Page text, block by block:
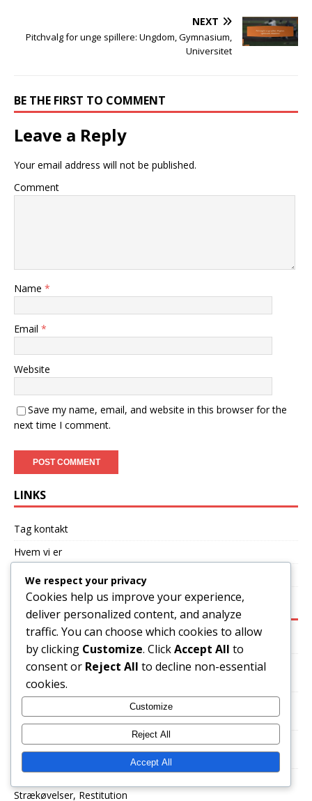
NEXT
Pitchvalg for unge spillere: Ungdom, Gymnasium,
Universitet
BE THE FIRST TO COMMENT
Leave a Reply
Your email address will not be published.
Comment
Name *
Email *
Website
Save my name, email, and website in this browser for the
next time I comment.
LINKS
Tag kontakt
Hvem vi er
Blogindlæg
SENESTE INDLÆG
Forståelse af pitch-typer: Fastball, Curveball, Slider, Changeup
Opbygning af en konkurrencedygtig tankegang i pitch:
Motivation, Drivkraft, Fokus
Curveball Mekanik: Armvinkel, Håndledsbevægelse,
Kropsrotation
Rutineudvikling for kaste spillere: Forberedelsesritualer,
Konsistens, Mental parathed
Strækøvelser, Restitution
We respect your privacy
Cookies help us improve your experience,
deliver personalized content, and analyze
traffic. You can choose which cookies to allow
by clicking Customize. ClickAccept All to
consent or Reject All to decline non-essential
cookies.
Customize
Reject All
Accept All